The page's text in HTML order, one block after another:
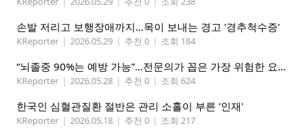
손발 저리고 보행장애까지…목이 보내는 경고 '경추척수증'
KReporter | 2026.05.29 | 추천 0 | 조회 184
“뇌졸중 90%는 예방 가능”…전문의가 꼽은 가장 위험한 요인은
KReporter | 2026.05.28 | 추천 0 | 조회 624
한국인 심혈관질환 절반은 관리 소홀이 부른 '인재'
KReporter | 2026.05.18 | 추천 0 | 조회 217